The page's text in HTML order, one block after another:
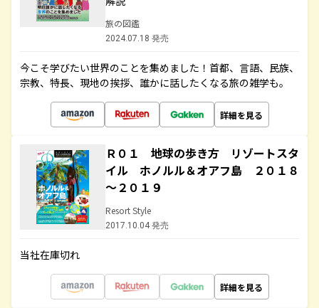
旅の図鑑
2024.07.18 発売
今こそ学びたい世界のことを集めました！首都、言語、民族、
宗教、特長、現地の挨拶、誰かに話したくなる旅の雑学も。
詳細を見る
Ｒ０１ 地球の歩き方 リゾートスタ
イル ホノルル＆オアフ島 ２０１８
～２０１９
Resort Style
2017.10.04 発売
当社在庫切れ
詳細を見る